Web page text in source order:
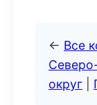
← Все
округ